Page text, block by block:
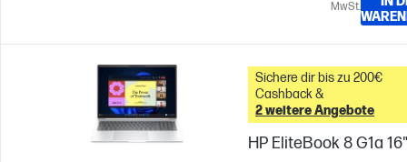
MwSt.
Sichere dir bis zu 200€
Cashback &
2 weitere Angebote
HP EliteBook 8 G1a 16"